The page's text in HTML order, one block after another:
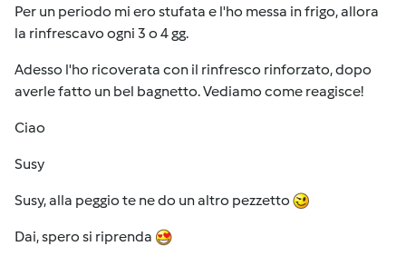
Per un periodo mi ero stufata e l'ho messa in frigo, allora
la rinfrescavo ogni 3 o 4 gg.
Adesso l'ho ricoverata con il rinfresco rinforzato, dopo
averle fatto un bel bagnetto. Vediamo come reagisce!
Ciao
Susy
Susy, alla peggio te ne do un altro pezzetto
Dai, spero si riprenda